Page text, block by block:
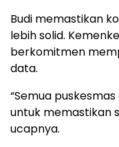
Budi memastikan
lebih solid.
berkomitmen
data.
“Semua
untuk memastikan
ucapnya.